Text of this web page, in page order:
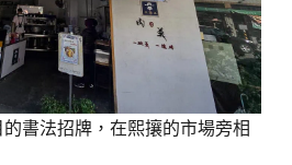
書法招牌，在熙攘的市場旁相